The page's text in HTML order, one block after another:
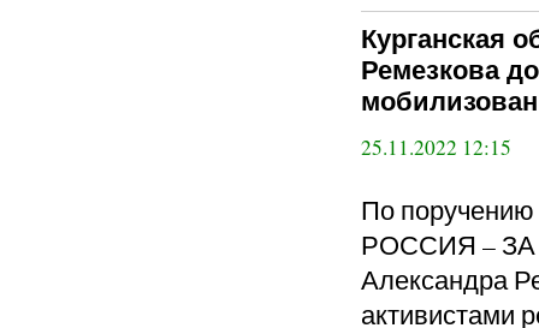
Курганская
Ремезкова
25.11.2022 12:15
По
РОССИЯ – ЗА
Александра
активистами